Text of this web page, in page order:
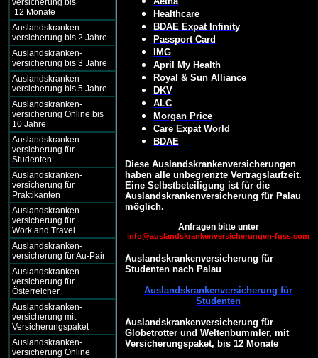
versicherung bis
12 Monate
Auslandskranken-
versicherung bis 2 Jahre
Auslandskranken-
versicherung bis 3 Jahre
Auslandskranken-
versicherung bis 5 Jahre
Auslandskranken-
versicherung Online bis
10 Jahre
Auslandskranken-
versicherung für
Studenten
Auslandskranken-
versicherung für
Praktikanten
Auslandskranken-
versicherung für
Work and Travel
Auslandskranken-
versicherung für Au-Pair
Auslandskranken-
versicherung für
Österreicher
Auslandskranken-
versicherung mit
Versicherungspaket
Auslandskranken-
versicherung Online
Healthcare
BDAE Expat Infinity
Passport Card
IMG
April My Health
Royal & Sun Alliance
DKV
ALC
Morgan Price
Care Expat World
BDAE
Diese Auslandskrankenversicherungen
haben alle unbegrenzte Vertragslaufzeit.
Eine Selbstbeteiligung ist für die
Auslandskrankenversicherung für Palau
möglich.
Anfragen bitte unter
info@auslandskrankenversicherungen-fuss.com
Auslandskrankenversicherung für
Studenten nach Palau
Auslandskrankenversicherung für
Studenten
Auslandskrankenversicherung für
Globetrotter und Weltenbummler, mit
Versicherungspaket, bis 12 Monate